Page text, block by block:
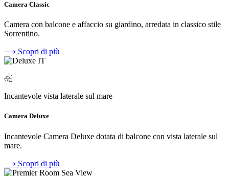
Camera Classic
Camera con balcone e affaccio su giardino, arredata in classico stile
Sorrentino.
⟶ Scopri di più
Incantevole vista laterale sul mare
Camera Deluxe
Incantevole Camera Deluxe dotata di balcone con vista laterale sul
mare.
⟶ Scopri di più